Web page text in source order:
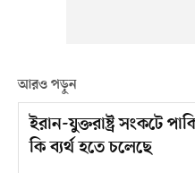
আরও পড়ুন
ইরান-যুক্তরাষ্ট্র সংকটে
কি ব্যর্থ হতে চলেছে